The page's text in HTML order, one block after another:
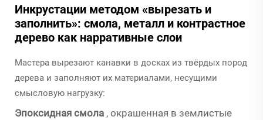
Инкрустации методом «вырезать и
заполнить»: смола, металл и контрастное
дерево как нарративные слои
Мастера вырезают канавки в досках из твёрдых пород
дерева и заполняют их материалами, несущими
смысловую нагрузку:
Эпоксидная смола , окрашенная в землистые